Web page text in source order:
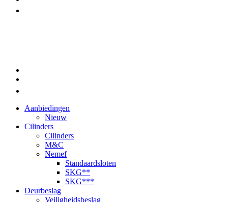
Aanbiedingen
Nieuw
Cilinders
Cilinders
M&C
Nemef
Standaardsloten
SKG**
SKG***
Deurbeslag
Veiligheidsbeslag